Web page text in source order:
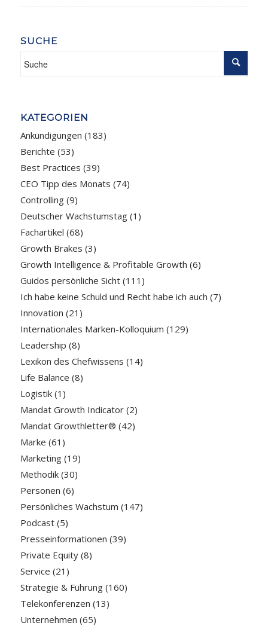
SUCHE
KATEGORIEN
Ankündigungen (183)
Berichte (53)
Best Practices (39)
CEO Tipp des Monats (74)
Controlling(9)
Deutscher Wachstumstag(1)
Fachartikel (68)
Growth Brakes (3)
Growth Intelligence & Profitable Growth (6)
Guidos persönliche Sicht(111)
Ich habe keine Schuld und Recht habe ich auch (7)
Innovation (21)
Internationales Marken-Kolloquium (129)
Leadership (8)
Lexikon des Chefwissens (14)
Life Balance (8)
Logistik(1)
Mandat Growth Indicator(2)
Mandat Growthletter® (42)
Marke (61)
Marketing(19)
Methodik(30)
Personen (6)
Persönliches Wachstum (147)
Podcast(5)
Presseinformationen (39)
Private Equity(8)
Service (21)
Strategie & Führung(160)
Telekonferenzen (13)
Unternehmen (65)